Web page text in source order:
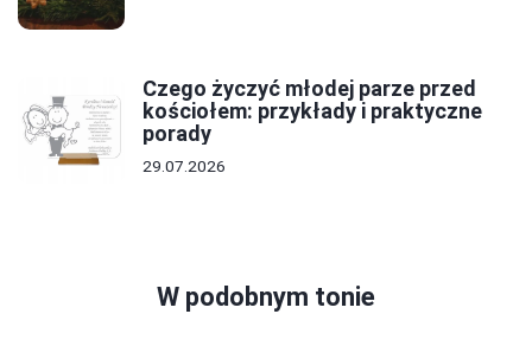
Czego życzyć młodej parze przed
kościołem: przykłady i praktyczne
porady
29.07.2026
W podobnym tonie